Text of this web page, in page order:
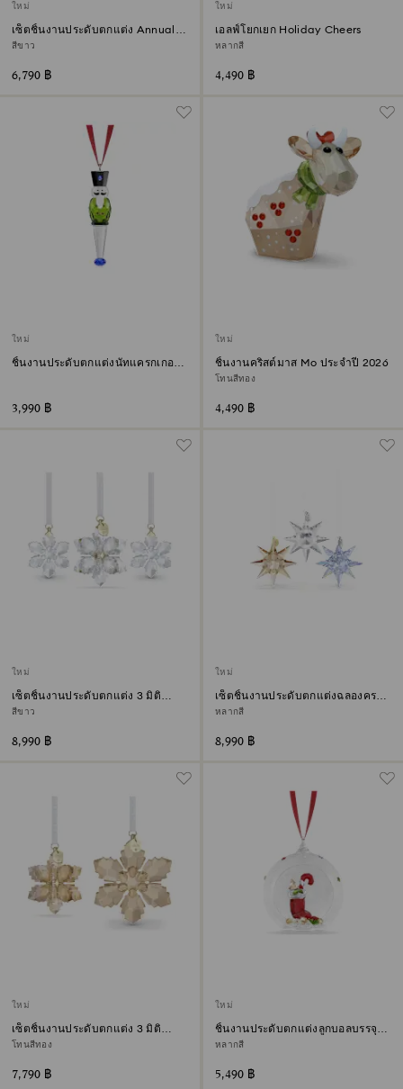
ใหม่
เซ็ตชิ้นงานประดับตกแต่ง Annual
Edition ประจำปี 2026
สีขาว
6,790 ฿
ใหม่
เอลฟ์โยกเยก Holiday Cheers
หลากสี
4,490 ฿
ใหม่
ชิ้นงานประดับตกแต่งนัทแครกเกอร์
3,990 ฿
ใหม่
ชิ้นงานคริสต์มาส Mo ประจำปี 2026
โทนสีทอง
4,490 ฿
ใหม่
เซ็ตชิ้นงานประดับตกแต่ง 3 มิติ
Annual Edition ประจำปี 2026
สีขาว
8,990 ฿
ใหม่
เซ็ตชิ้นงานประดับตกแต่งฉลองครบ
รอบ 35 ปี Annual Edition ประจำปี
หลากสี
8,990 ฿
ใหม่
เซ็ตชิ้นงานประดับตกแต่ง 3 มิติ
Festive Annual Edition ประจำปี
โทนสีทอง
7,790 ฿
ใหม่
ชิ้นงานประดับตกแต่งลูกบอลบรรจุ
ถุงเท้าและลูกกวาดด้านใน Holiday
หลากสี
5,490 ฿